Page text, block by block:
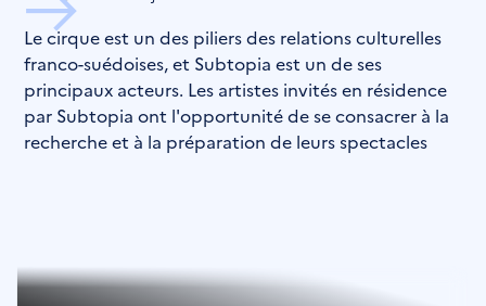
Le cirque est un des piliers des relations culturelles
franco-suédoises, et Subtopia est un de ses
principaux acteurs. Les artistes invités en résidence
par Subtopia ont l'opportunité de se consacrer à la
recherche et à la préparation de leurs spectacles